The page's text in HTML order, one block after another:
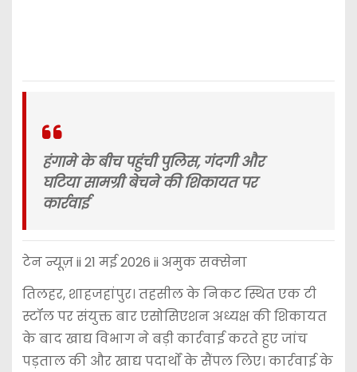
हंगामे के बीच पहुंची पुलिस, गंदगी और
घटिया सामग्री बेचने की शिकायत पर
कार्रवाई
टेन न्यूज़ ii 21 मई 2026 ii अमुक सक्सेना
तिलहर, शाहजहांपुर। तहसील के निकट स्थित एक टी
स्टॉल पर संयुक्त बार एसोसिएशन अध्यक्ष की शिकायत
के बाद खाद्य विभाग ने बड़ी कार्रवाई करते हुए जांच
पड़ताल की और खाद्य पदार्थों के सैंपल लिए। कार्रवाई के